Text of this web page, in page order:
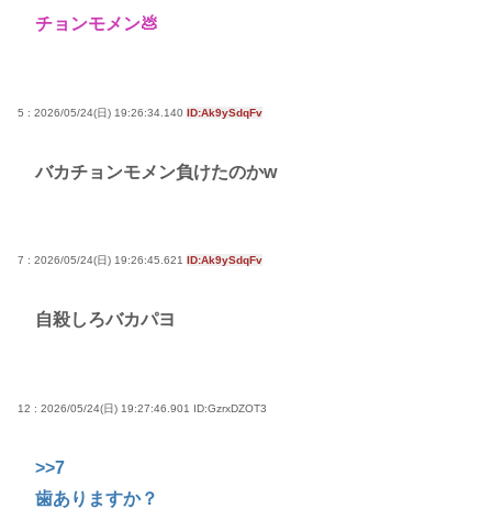
チョンモメン💩
5 : 2026/05/24(日) 19:26:34.140 ID:Ak9ySdqFv
バカチョンモメン負けたのかw
7 : 2026/05/24(日) 19:26:45.621 ID:Ak9ySdqFv
自殺しろバカパヨ
12 : 2026/05/24(日) 19:27:46.901 ID:GzrxDZOT3
>>7
歯ありますか？